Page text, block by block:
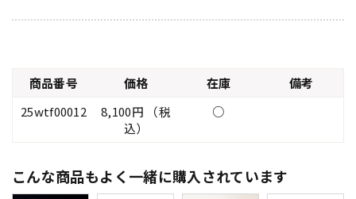
商品番号 価格 在庫
備考
25wtf00012
8,100円 （税
込）
○
こんな商品もよく一緒に購入されています